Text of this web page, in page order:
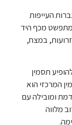
העייפות
מכף היד
במצח,
תסמין
המרכזי הוא
ומובילה עם
מלווה